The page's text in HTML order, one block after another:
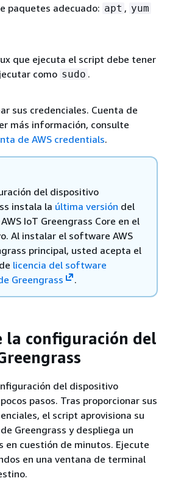
paquetes adecuado: apt , yum
que ejecuta el script debe tener
como sudo .
sus credenciales. Cuenta de
más información, consulte
de AWS credentials.
del dispositivo
instala la última versión del
IoT Greengrass Core en el
Al instalar el software AWS
principal, usted acepta el
licencia del software
Greengrass
.
la configuración del
del dispositivo
pasos. Tras proporcionar sus
el script aprovisiona su
Greengrass y despliega un
en cuestión de minutos. Ejecute
en una ventana de terminal